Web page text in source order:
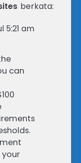
berkata:
5:21 am
can